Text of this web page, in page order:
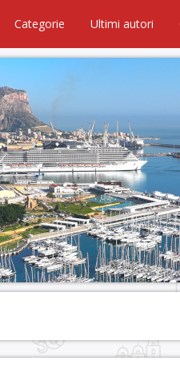
Categorie Ultimi autori